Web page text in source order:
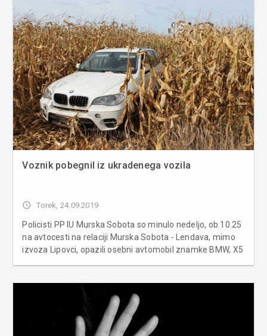
Voznik pobegnil iz ukradenega vozila
access_time Torek, 24.09.2019
Policisti PP IU Murska Sobota so minulo nedeljo, ob 10.25
na avtocesti na relaciji Murska Sobota - Lendava, mimo
izvoza Lipovci, opazili osebni avtomobil znamke BMW, X5